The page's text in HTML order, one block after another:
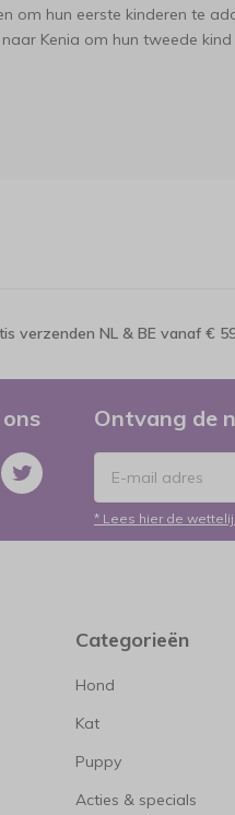
om hun eerste kinderen te
Kenia om hun tweede
verzenden NL & BE vanaf €
Ontvang de
* Lees hier de
Categorieën
Hond
Kat
Puppy
Acties & specials